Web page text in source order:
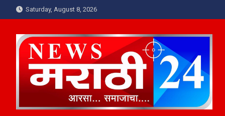
to
Saturday, August 8, 2026